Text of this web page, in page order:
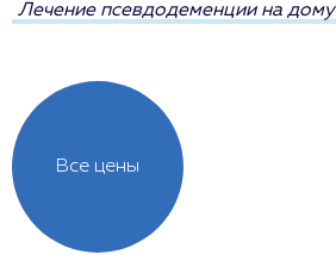
Все цены
Лечение псевдодеменции на дому